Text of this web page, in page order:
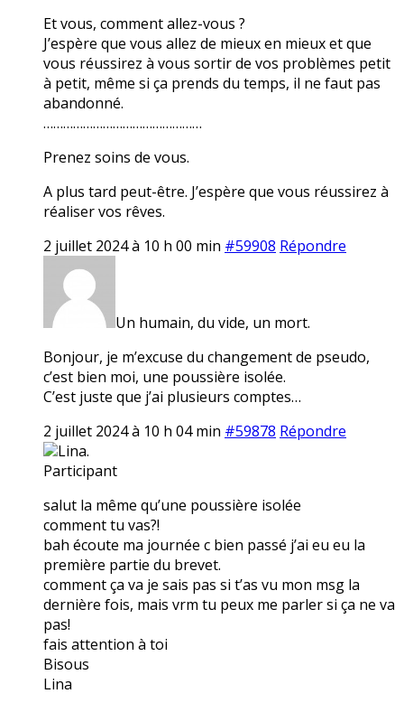
Et vous, comment allez-vous ?
J’espère que vous allez de mieux en mieux et que
vous réussirez à vous sortir de vos problèmes petit
à petit, même si ça prends du temps, il ne faut pas
abandonné.
…………………………………………
Prenez soins de vous.
A plus tard peut-être. J’espère que vous réussirez à
réaliser vos rêves.
2 juillet 2024 à 10 h 00 min #59908 Répondre
Un humain, du vide, un mort.
Bonjour, je m’excuse du changement de pseudo,
c’est bien moi, une poussière isolée.
C’est juste que j’ai plusieurs comptes…
2 juillet 2024 à 10 h 04 min #59878 Répondre
Lina.
Participant
salut la même qu’une poussière isolée
comment tu vas?!
bah écoute ma journée c bien passé j’ai eu eu la
première partie du brevet.
comment ça va je sais pas si t’as vu mon msg la
dernière fois, mais vrm tu peux me parler si ça ne va
pas!
fais attention à toi
Bisous
Lina